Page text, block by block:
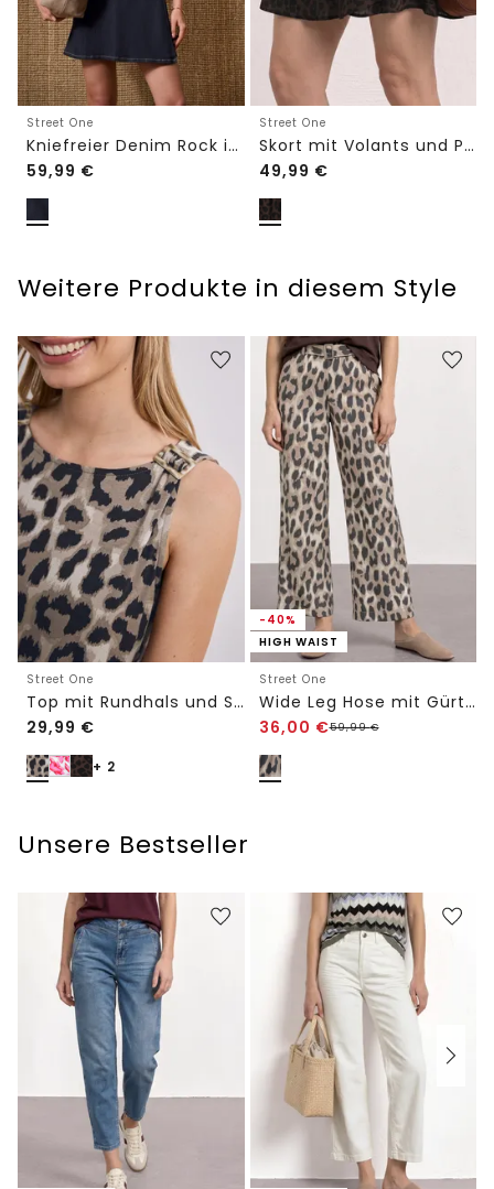
Street One
Kniefreier Denim Rock in Wickeloptik
59,99 €
Street One
Skort mit Volants und Print
49,99 €
Weitere Produkte in diesem Style
Street One
Top mit Rundhals und Schulterdetail
29,99 €
+ 2
-40%
HIGH WAIST
Street One
Wide Leg Hose mit Gürtel und Leo-Print
36,00 €59,99€
Unsere Bestseller